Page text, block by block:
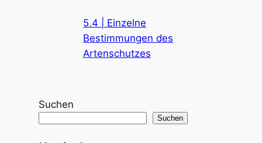
5.4 | Einzelne
Bestimmungen des
Artenschutzes
Suchen
Suchen